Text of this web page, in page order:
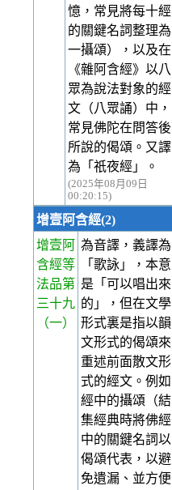
憶，常見將每十經
的關鍵名詞整理為
一攝頌），以及在
《雜阿含經》以八
眾為說法對象的經
文（八眾誦）中，
常見佛陀在問答後
所說的偈頌。又譯
為「祇夜經」。
(2025年08月09日
00:20:15)
增壹阿含經(2)
增壹阿
含經等
法品第
三十九
（一）
為音譯，義譯為
「歌詠」，本意
是「可以唱出來
的」，但在文學
形式裏是指以韻
文形式的偈頌來
重述前面散文形
式的經文。例如
經中的攝頌（結
集經典時將佛經
中的關鍵名詞以
偈頌代表，以避
免遺漏、並方便